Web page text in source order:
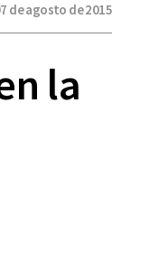
de agosto de 2015
la